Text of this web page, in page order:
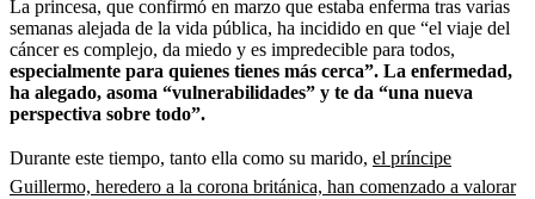
La princesa, que confirmó en marzo que estaba enferma tras varias
semanas alejada de la vida pública, ha incidido en que “el viaje del
cáncer es complejo, da miedo y es impredecible para todos,
especialmente para quienes tienes más cerca”. La enfermedad,
ha alegado, asoma “vulnerabilidades” y te da “una nueva
perspectiva sobre todo”.
Durante este tiempo, tanto ella como su marido, el príncipe
Guillermo, heredero a la corona británica, han comenzado a valorar